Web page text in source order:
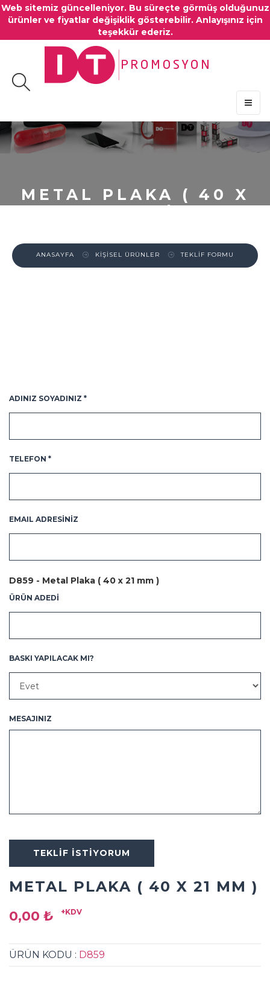
Web sitemiz güncelleniyor. Bu süreçte görmüş olduğunuz
ürünler ve fiyatlar değişiklik gösterebilir. Anlayışınız için
teşekkür ederiz.
METAL PLAKA ( 40 X
21 MM )
ANASAYFA KİŞİSEL ÜRÜNLER TEKLİF FORMU
ADINIZ SOYADINIZ *
TELEFON *
EMAIL ADRESİNİZ
D859 - Metal Plaka ( 40 x 21 mm )
ÜRÜN ADEDİ
BASKI YAPILACAK MI?
MESAJINIZ
TEKLİF İSTİYORUM
METAL PLAKA ( 40 X 21 MM )
0,00 ₺ +KDV
ÜRÜN KODU : D859